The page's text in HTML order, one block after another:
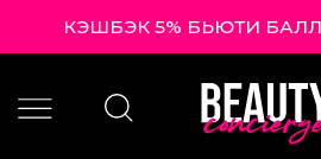
КЭШБЭК 5% БЬЮТИ БАЛЛАМИ ЗА К|